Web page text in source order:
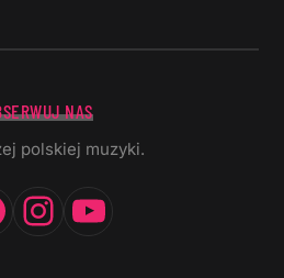
NAS
polskiej muzyki.
Facebook
Instagram